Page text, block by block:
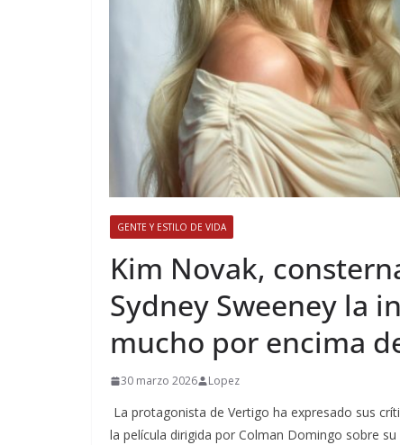
GENTE Y ESTILO DE VIDA
​Kim Novak,
Sydney Sweeney la
mucho por encima
30 marzo 2026 Lopez
La protagonista de Vertigo ha expresado sus
la película dirigida por Colman Domingo sobre su